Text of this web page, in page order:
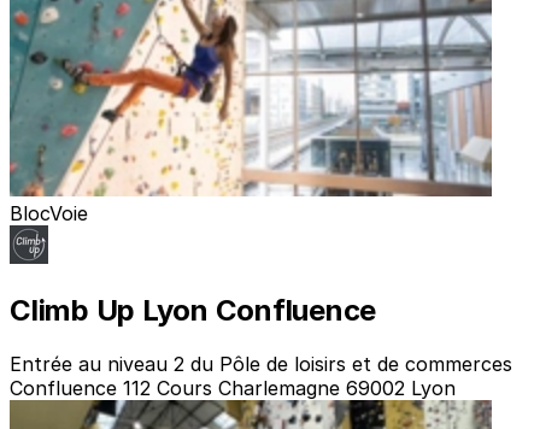
BlocVoie
Climb Up Lyon Confluence
Entrée au niveau 2 du Pôle de loisirs et de commerces
Confluence 112 Cours Charlemagne 69002 Lyon